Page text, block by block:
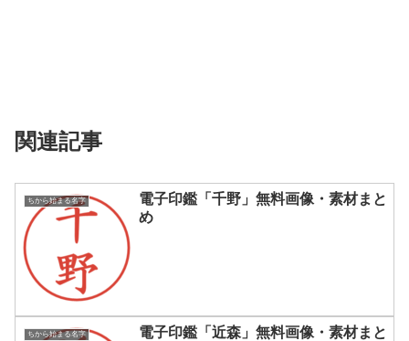
関連記事
ちから始まる名字
電子印鑑「千野」無料画像・素材まと
め
ちから始まる名字
電子印鑑「近森」無料画像・素材まと